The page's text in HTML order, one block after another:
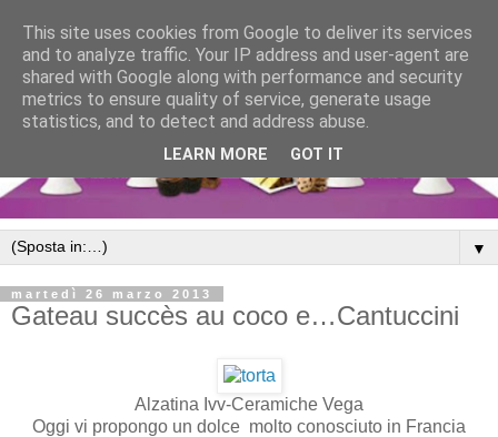
▼
martedì 26 marzo 2013
Gateau succès au coco e…Cantuccini
Alzatina Ivv-Ceramiche Vega
Oggi vi propongo un dolce molto conosciuto in Francia
This site uses cookies from Google to deliver its services
and to analyze traffic. Your IP address and user-agent are
shared with Google along with performance and security
metrics to ensure quality of service, generate usage
statistics, and to detect and address abuse.
LEARN MORE GOT IT